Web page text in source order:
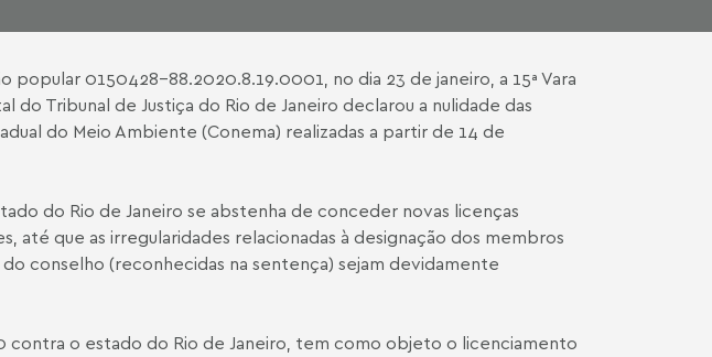
popular 0150428-88.2020.8.19.0001, no dia 23 de janeiro, a 15ª Vara
do Tribunal de Justiça do Rio de Janeiro declarou a nulidade das
do Meio Ambiente (Conema) realizadas a partir de 14 de
do Rio de Janeiro se abstenha de conceder novas licenças
até que as irregularidades relacionadas à designação dos membros
conselho (reconhecidas na sentença) sejam devidamente
contra o estado do Rio de Janeiro, tem como objeto o licenciamento